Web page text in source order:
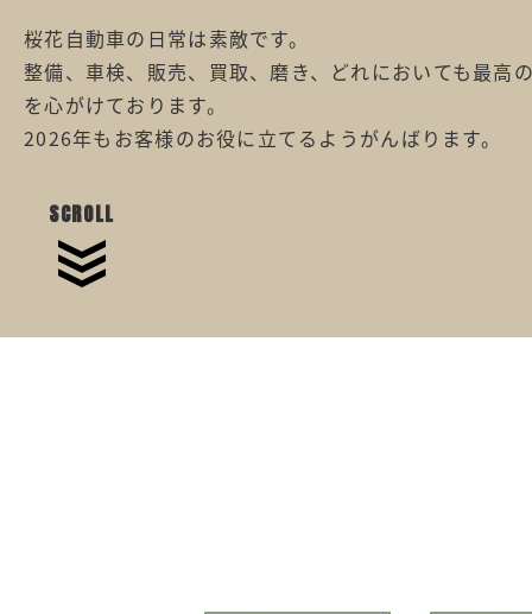
桜花自動車の日常は素敵です。
整備、車検、販売、買取、磨き、どれにおいても最高
を心がけております。
2026年もお客様のお役に立てるようがんばります。
SCROLL